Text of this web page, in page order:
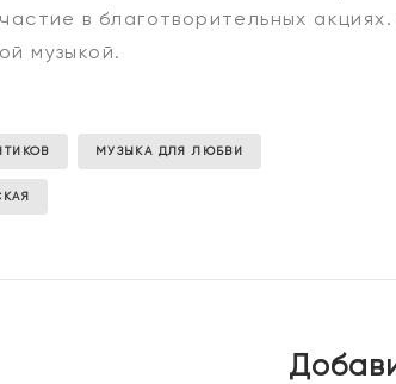
в благотворительных
музыкой.
МУЗЫКА ДЛЯ ЛЮБВИ